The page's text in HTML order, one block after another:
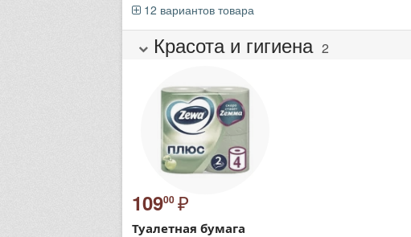
12 вариантов товара
Красота и гигиена 2
10900 ₽
Туалетная бумага